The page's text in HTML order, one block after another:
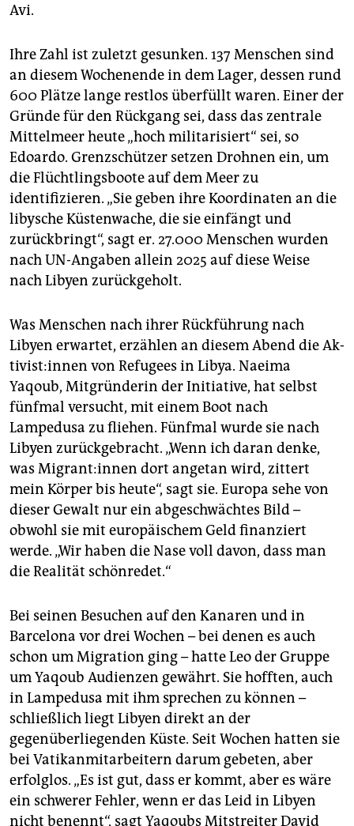
Avi.
Ihre Zahl ist zuletzt gesunken. 137 Menschen sind
an diesem Wochenende in dem Lager, dessen rund
600 Plätze lange restlos überfüllt waren. Einer der
Gründe für den Rückgang sei, dass das zentrale
Mittelmeer heute „hoch militarisiert“ sei, so
Edoardo. Grenzschützer setzen Drohnen ein, um
die Flüchtlingsboote auf dem Meer zu
identifizieren. „Sie geben ihre Koordinaten an die
libysche Küstenwache, die sie einfängt und
zurückbringt“, sagt er. 27.000 Menschen wurden
nach UN-Angaben allein 2025 auf diese Weise
nach Libyen zurückgeholt.
Was Menschen nach ihrer Rückführung nach
Libyen erwartet, erzählen an diesem Abend die Ak­
ti­vis­t:in­nen von Refugees in Libya. Naeima
Yaqoub, Mitgründerin der Initiative, hat selbst
fünfmal versucht, mit einem Boot nach
Lampedusa zu fliehen. Fünfmal wurde sie nach
Libyen zurückgebracht. „Wenn ich daran denke,
was Mi­gran­t:in­nen dort angetan wird, zittert
mein Körper bis heute“, sagt sie. Europa sehe von
dieser Gewalt nur ein abgeschwächtes Bild –
obwohl sie mit europäischem Geld finanziert
werde. „Wir haben die Nase voll davon, dass man
die Realität schönredet.“
Bei seinen Besuchen auf den Kanaren und in
Barcelona vor drei Wochen – bei denen es auch
schon um Migration ging – hatte Leo der Gruppe
um Yaqoub Audienzen gewährt. Sie hofften, auch
in Lampedusa mit ihm sprechen zu können –
schließlich liegt Libyen direkt an der
gegenüberliegenden Küste. Seit Wochen hatten sie
bei Vatikanmitarbeitern darum gebeten, aber
erfolglos. „Es ist gut, dass er kommt, aber es wäre
ein schwerer Fehler, wenn er das Leid in Libyen
nicht benennt“, sagt Yaqoubs Mitstreiter David